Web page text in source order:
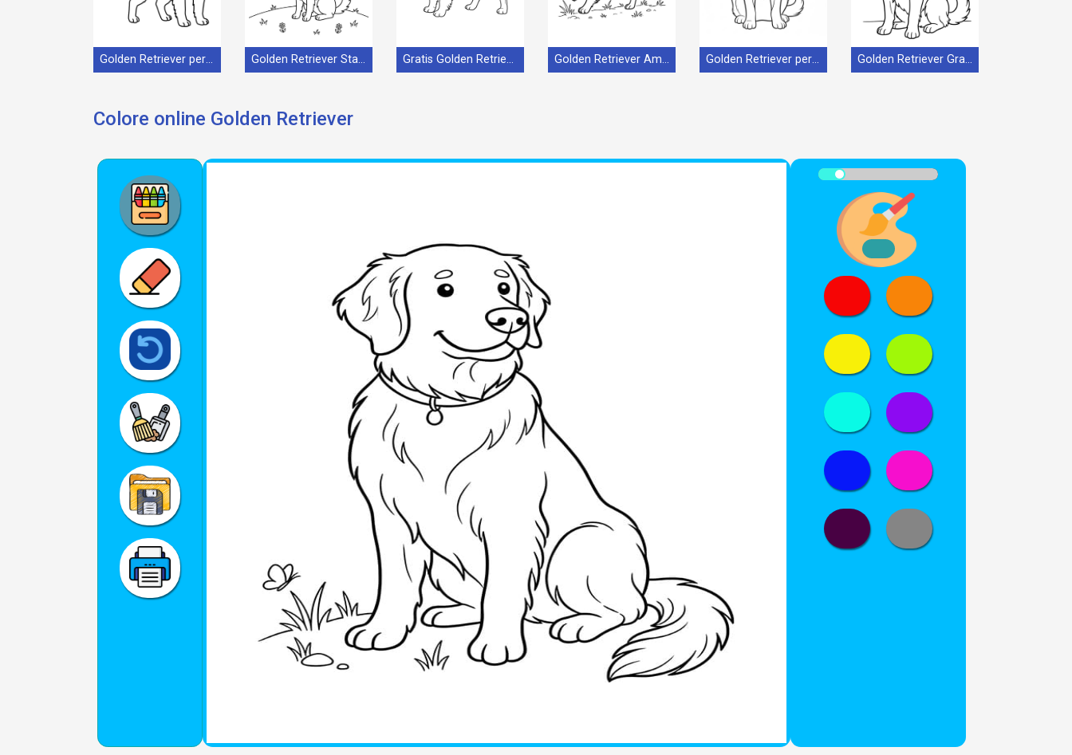
Golden Retriever per Bimbi di 2 Anni Golden Retriever Stampabile per Piccoli Gratis Golden Retriever Stampabile Golden Retriever Amichevole Golden Retriever per Bimbi di 6 Anni Golden Retriever Gratis per Bambini
Colore online Golden Retriever